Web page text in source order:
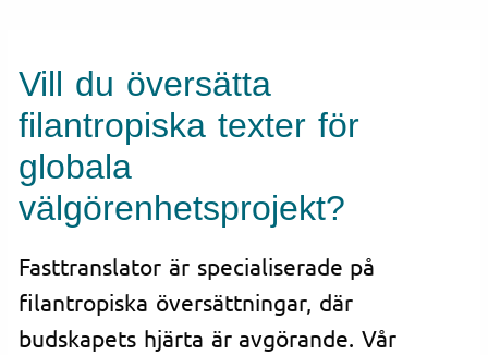
Vill du översätta
filantropiska texter för
globala
välgörenhetsprojekt?
Fasttranslator är specialiserade på
filantropiska översättningar, där
budskapets hjärta är avgörande. Vår